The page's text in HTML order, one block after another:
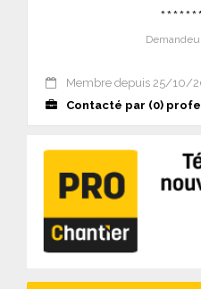
Membre depuis 25/10/
Contacté par (0)